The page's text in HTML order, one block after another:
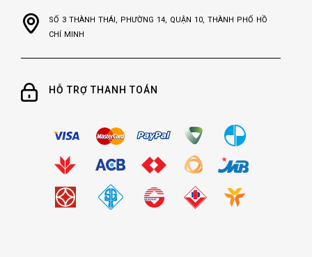
SỐ 3 THÀNH THÁI, PHƯỜNG 14, QUẬN 10, THÀNH PHỐ HỒ
CHÍ MINH
HỖ TRỢ THANH TOÁN